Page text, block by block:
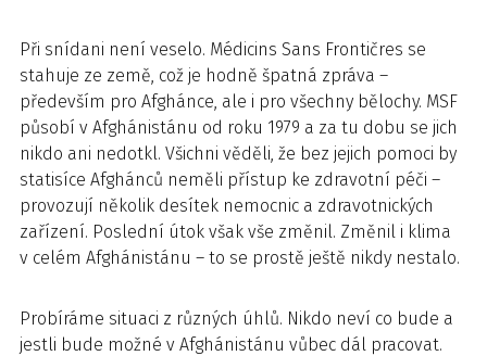
Při snídani není veselo. Médicins Sans Frontičres se
stahuje ze země, což je hodně špatná zpráva –
především pro Afghánce, ale i pro všechny bělochy. MSF
působí v Afghánistánu od roku 1979 a za tu dobu se jich
nikdo ani nedotkl. Všichni věděli, že bez jejich pomoci by
statisíce Afghánců neměli přístup ke zdravotní péči –
provozují několik desítek nemocnic a zdravotnických
zařízení. Poslední útok však vše změnil. Změnil i klima
v celém Afghánistánu – to se prostě ještě nikdy nestalo.
Probíráme situaci z různých úhlů. Nikdo neví co bude a
jestli bude možné v Afghánistánu vůbec dál pracovat.